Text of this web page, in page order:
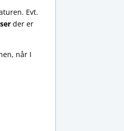
Evt.
der er
når I